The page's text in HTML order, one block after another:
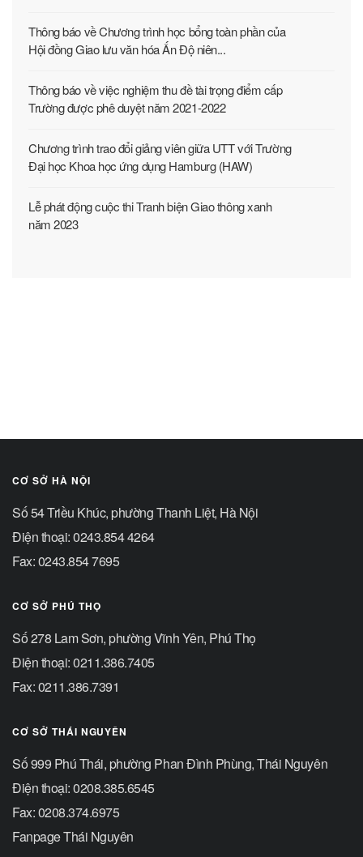
Thông báo về Chương trình học bổng toàn phần của
Hội đồng Giao lưu văn hóa Ấn Độ niên...
Thông báo về việc nghiệm thu đề tài trọng điểm cấp
Trường được phê duyệt năm 2021-2022
Chương trình trao đổi giảng viên giữa UTT với Trường
Đại học Khoa học ứng dụng Hamburg (HAW)
Lễ phát động cuộc thi Tranh biện Giao thông xanh
năm 2023
CƠ SỞ HÀ NỘI
Số 54 Triều Khúc, phường Thanh Liệt, Hà Nội
Điện thoại: 0243.854 4264
Fax: 0243.854 7695
CƠ SỞ PHÚ THỌ
Số 278 Lam Sơn, phường Vĩnh Yên, Phú Thọ
Điện thoại: 0211.386.7405
Fax: 0211.386.7391
CƠ SỞ THÁI NGUYÊN
Số 999 Phú Thái, phường Phan Đình Phùng, Thái Nguyên
Điện thoại: 0208.385.6545
Fax: 0208.374.6975
Fanpage Thái Nguyên